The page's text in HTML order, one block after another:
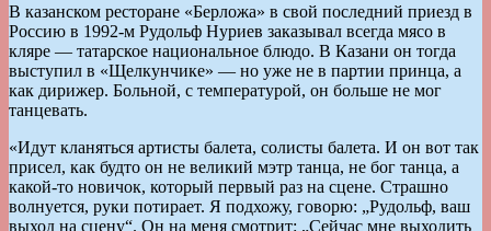
В казанском ресторане «Берложа» в свой последний приезд в
Россию в 1992-м Рудольф Нуриев заказывал всегда мясо в
кляре — татарское национальное блюдо. В Казани он тогда
выступил в «Щелкунчике» — но уже не в партии принца, а
как дирижер. Больной, с температурой, он больше не мог
танцевать.
«Идут кланяться артисты балета, солисты балета. И он вот так
присел, как будто он не великий мэтр танца, не бог танца, а
какой-то новичок, который первый раз на сцене. Страшно
волнуется, руки потирает. Я подхожу, говорю: „Рудольф, ваш
выход на сцену“. Он на меня смотрит: „Сейчас мне выходить